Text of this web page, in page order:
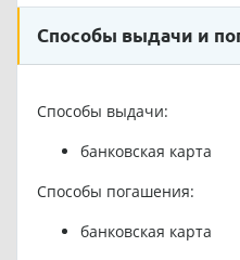
Способы выдачи и
Способы выдачи:
банковская карта
Способы погашения:
банковская карта